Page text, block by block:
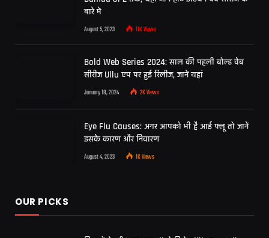
बारे में
August 5, 2023 11KViews
Bold Web Series 2024: साल की पहली बोल्ड वेब
सीरीज Ullu एप पर हुई रिलीज, जानें यहां
January 18, 2024 2KViews
Eye Flu Causes: अगर आपको भी है आई फ्लू तो जानें
इसके कारण और निवारण
August 4, 2023 1KViews
OUR PICKS